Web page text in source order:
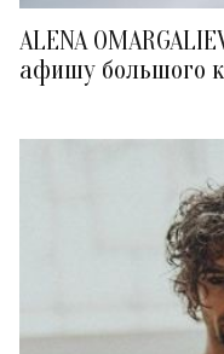
ALENA
афишу большого